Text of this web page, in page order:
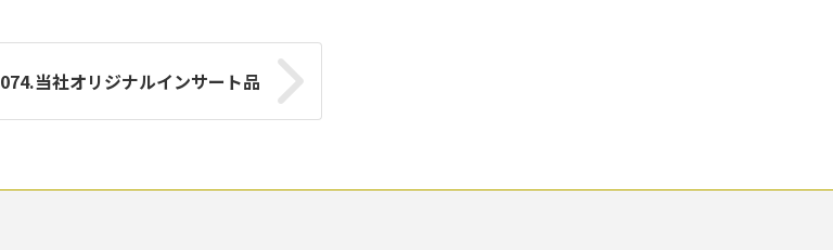
074.当社オリジナルインサート品